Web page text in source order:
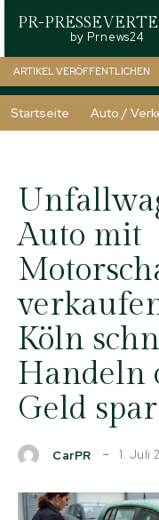
PR-
by Prnews24
ARTIKEL VERÖFFENTLICHEN
Startseite Auto /
Auto mit
Köln
Handeln
Geld
CarPR 1. Juli